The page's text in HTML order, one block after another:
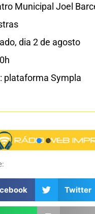
Municipal Joel
dia 2 de agosto
plataforma Sympla
Twitter